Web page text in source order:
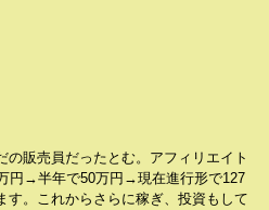
の販売員だったとむ。アフィリエイト
円→半年で50万円→現在進行形で127
す。これからさらに稼ぎ、投資もして